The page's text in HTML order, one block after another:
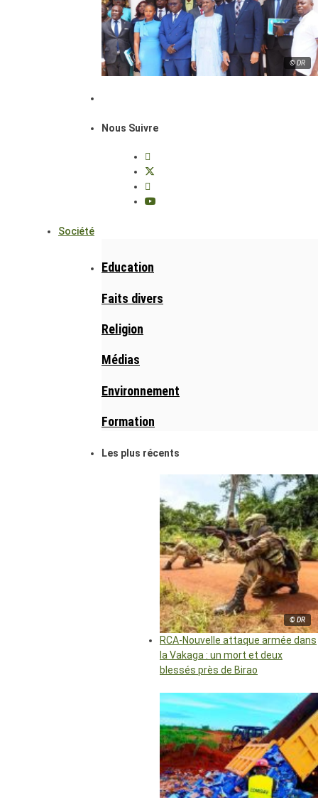
© DR
Nous Suivre
Société
Education
Faits divers
Religion
Médias
Environnement
Formation
Les plus récents
© DR
RCA-Nouvelle attaque armée dans
la Vakaga : un mort et deux
blessés près de Birao